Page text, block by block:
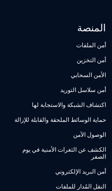
المنصة
أمن الملفات
أمن التخزين
الأمن السحابي
أمن سلاسل التوريد
اكتشاف الشبكة والاستجابة لها
حماية الوسائط الملحقة والقابلة للإزالة
الوصول الآمن
الكشف عن الثغرات الأمنية في يوم
الصفر
أمن البريد الإلكتروني
النقل المُدار للملفات